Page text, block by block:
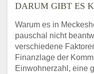
3 schnelle
Meckesheim
Abendschule
Meckesheim
VHS steht für
DARUM GIBT ES
Warum es in
pauschal nicht
verschiedene
Finanzlage der
Einwohnerzahl, eine